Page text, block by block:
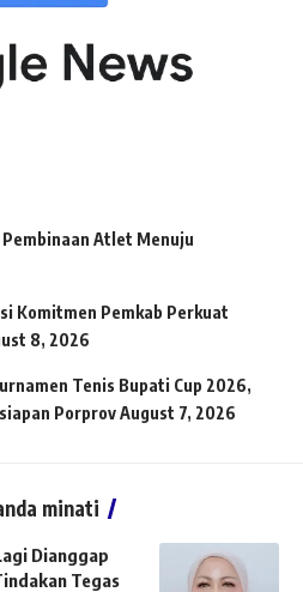
Pembinaan Atlet Menuju
Komitmen Pemkab Perkuat
8, 2026
Tenis Bupati Cup 2026,
PorprovAugust 7, 2026
minati
Dianggap
Tegas